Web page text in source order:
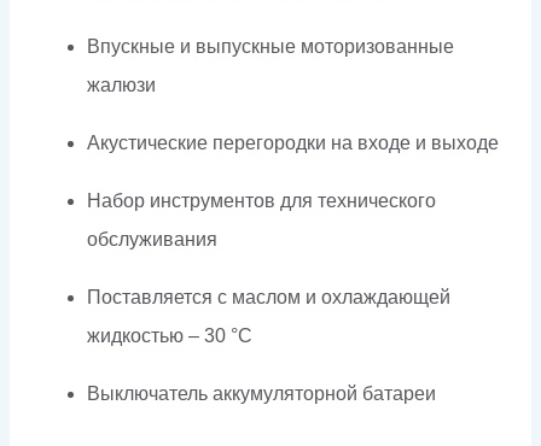
Впускные и выпускные моторизованные
жалюзи
Акустические перегородки на входе и выходе
Набор инструментов для технического
обслуживания
Поставляется с маслом и охлаждающей
жидкостью – 30 °C
Выключатель аккумуляторной батареи